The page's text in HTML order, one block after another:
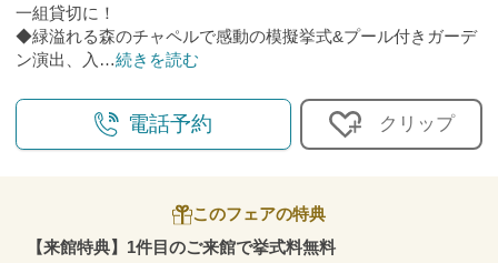
一組貸切に！
◆緑溢れる森のチャペルで感動の模擬挙式&プール付きガーデ
ン演出、入 …続きを読む
電話予約 クリップ
このフェアの特典
【来館特典】1件⽬のご来館で挙式料無料